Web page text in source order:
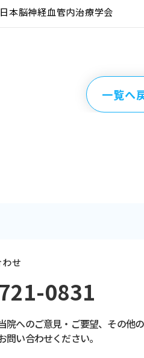
日本脳神経血管内治療学会
一覧へ
せ
0831
院へのご意見・ご要望、その他
問い合わせください。